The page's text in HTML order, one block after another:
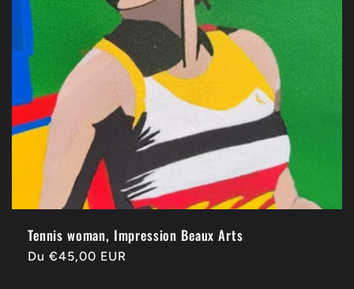
Tennis woman, Impression Beaux Arts
Prix
Du €45,00 EUR